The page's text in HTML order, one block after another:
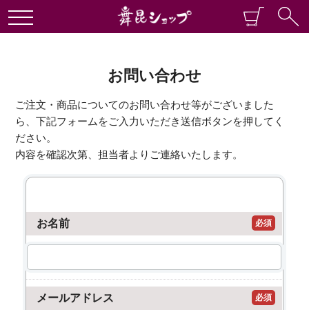
お問い合わせ
ご注文・商品についてのお問い合わせ等がございました
ら、下記フォームをご入力いただき送信ボタンを押してく
ださい。
内容を確認次第、担当者よりご連絡いたします。
お名前 必須
メールアドレス 必須